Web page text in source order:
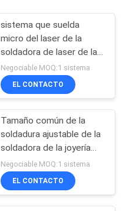
sistema que suelda
micro del laser de la
soldadora de laser de la
joyería 220V
Negociable MOQ:1 sistema
EL CONTACTO
Tamaño común de la
soldadura ajustable de la
soldadora de la joyería
del laser de la alta
energía 1064nm
Negociable MOQ:1 sistema
EL CONTACTO